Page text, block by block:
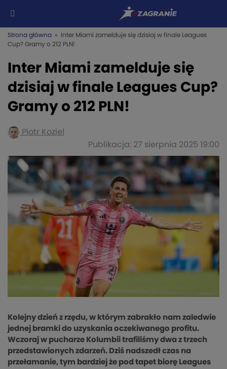
Strona główna » Inter Miami zamelduje się dzisiaj w finale Leagues
Cup? Gramy o 212 PLN!
Inter Miami zamelduje się
dzisiaj w finale Leagues Cup?
Gramy o 212 PLN!
Piotr Koziel
Publikacja: 27 sierpnia 2025 19:00
Kolejny dzień z rzędu, w którym zabrakło nam zaledwie
jednej bramki do uzyskania oczekiwanego profitu.
Wczoraj w pucharze Kolumbii trafiliśmy dwa z trzech
przedstawionych zdarzeń. Dziś nadszedł czas na
przełamanie, tym bardziej że pod tapet biorę Leagues